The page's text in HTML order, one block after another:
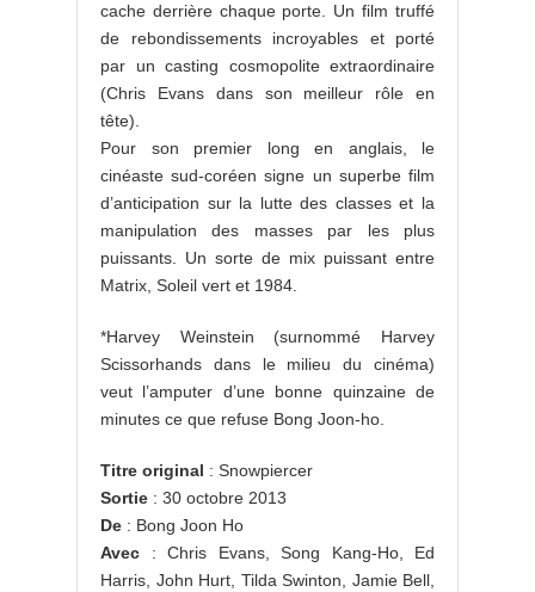
cache derrière chaque porte. Un film truffé
de rebondissements incroyables et porté
par un casting cosmopolite extraordinaire
(Chris Evans dans son meilleur rôle en
tête).
Pour son premier long en anglais, le
cinéaste sud-coréen signe un superbe film
d’anticipation sur la lutte des classes et la
manipulation des masses par les plus
puissants. Un sorte de mix puissant entre
Matrix, Soleil vert et 1984.
*Harvey Weinstein (surnommé Harvey
Scissorhands dans le milieu du cinéma)
veut l’amputer d’une bonne quinzaine de
minutes ce que refuse Bong Joon-ho.
Titre original : Snowpiercer
Sortie : 30 octobre 2013
De : Bong Joon Ho
Avec : Chris Evans, Song Kang-Ho, Ed
Harris, John Hurt, Tilda Swinton, Jamie Bell,